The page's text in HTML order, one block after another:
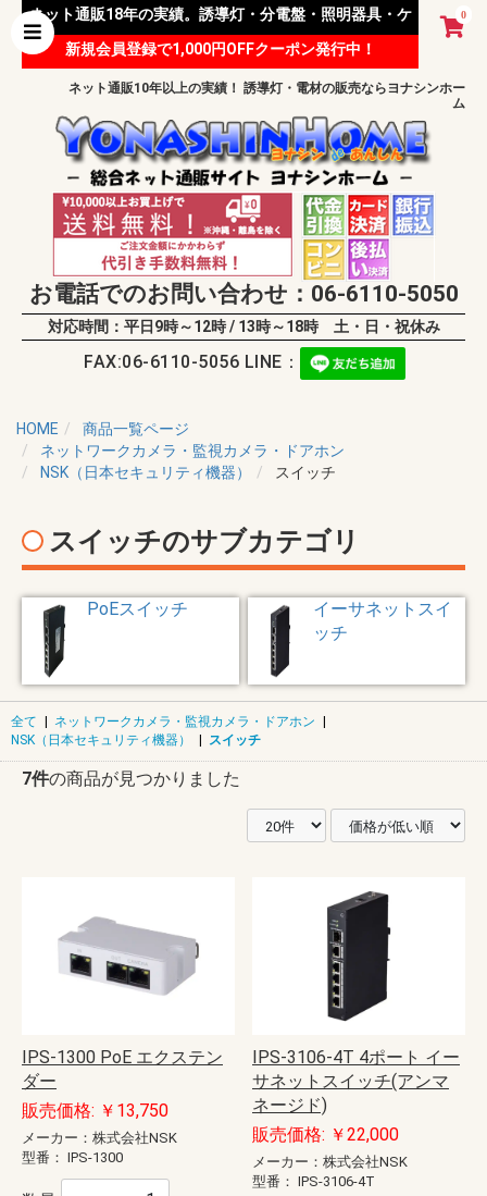
0
ネット通販18年の実績。誘導灯・分電盤・照明器具・ケ
ーブル等 様々な資材を取り扱っています。
新規会員登録で1,000円OFFクーポン発行中！
ネット通販10年以上の実績！ 誘導灯・電材の販売ならヨナシンホー
ム
お電話でのお問い合わせ：06-6110-5050
対応時間：平日9時～12時 / 13時～18時 土・日・祝休み
FAX:06-6110-5056 LINE：
HOME
商品一覧ページ
ネットワークカメラ・監視カメラ・ドアホン
NSK（日本セキュリティ機器）
スイッチ
スイッチのサブカテゴリ
PoEスイッチ
イーサネットスイ
ッチ
全て | ネットワークカメラ・監視カメラ・ドアホン |
NSK（日本セキュリティ機器）
| スイッチ
7件の商品が見つかりました
IPS-1300 PoE エクステン
ダー
販売価格: ￥13,750
メーカー：株式会社NSK
型番： IPS-1300
IPS-3106-4T 4ポート イー
サネットスイッチ(アンマ
ネージド)
販売価格: ￥22,000
メーカー：株式会社NSK
型番： IPS-3106-4T